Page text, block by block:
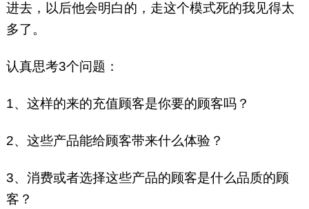
进去，以后他会明白的，走这个模式死的我见得太
多了。
认真思考3个问题：
1、这样的来的充值顾客是你要的顾客吗？
2、这些产品能给顾客带来什么体验？
3、消费或者选择这些产品的顾客是什么品质的顾
客？